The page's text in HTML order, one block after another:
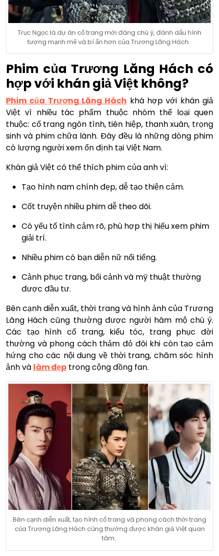
Trục Ngọc là dự án cổ trang mới đáng chú ý, đánh dấu hình
tượng mạnh mẽ và bí ẩn hơn của Trương Lăng Hách.
Phim của Trương Lăng Hách có
hợp với khán giả Việt không?
Phim của Trương Lăng Hách khá hợp với khán giả
Việt vì nhiều tác phẩm thuộc nhóm thể loại quen
thuộc: cổ trang ngôn tình, tiên hiệp, thanh xuân, trọng
sinh và phim chữa lành. Đây đều là những dòng phim
có lượng người xem ổn định tại Việt Nam.
Khán giả Việt có thể thích phim của anh vì:
Tạo hình nam chính đẹp, dễ tạo thiện cảm.
Cốt truyện nhiều phim dễ theo dõi.
Có yếu tố tình cảm rõ, phù hợp thị hiếu xem phim
giải trí.
Nhiều phim có bạn diễn nữ nổi tiếng.
Cảnh phục trang, bối cảnh và mỹ thuật thường
được đầu tư.
Bên cạnh diễn xuất, thời trang và hình ảnh của Trương
Lăng Hách cũng thường được người hâm mộ chú ý.
Các tạo hình cổ trang, kiểu tóc, trang phục đời
thường và phong cách thảm đỏ đôi khi còn tạo cảm
hứng cho các nội dung về thời trang, chăm sóc hình
ảnh và làm đẹp trong cộng đồng fan.
Bên cạnh diễn xuất, tạo hình cổ trang và phong cách thời trang
của Trương Lăng Hách cũng thường được khán giả Việt quan
tâm.